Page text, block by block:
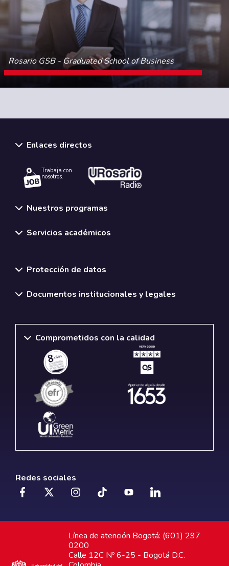
Rosario GSB - Graduated School of Business
Enlaces directos
Trabaja con
nosotros.
Nuestros programas
Servicios académicos
Protección de datos
Documentos institucionales y legales
Comprometidos con la calidad
Redes sociales
Línea de atención Bogotá: (601) 297
0200
Calle 12C Nº 6-25 - Bogotá D.C.